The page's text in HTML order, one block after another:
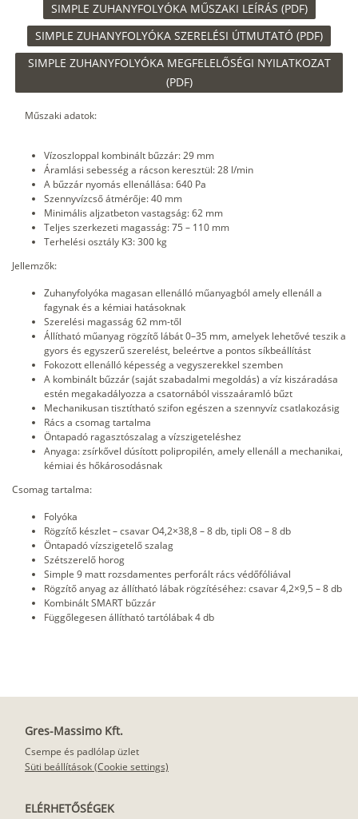
SIMPLE ZUHANYFOLYÓKA MŰSZAKI LEÍRÁS (PDF)
SIMPLE ZUHANYFOLYÓKA SZERELÉSI ÚTMUTATÓ (PDF)
SIMPLE ZUHANYFOLYÓKA MEGFELELŐSÉGI NYILATKOZAT
(PDF)
Műszaki adatok:
Vízoszloppal kombinált bűzzár: 29 mm
Áramlási sebesség a rácson keresztül: 28 l/min
A bűzzár nyomás ellenállása: 640 Pa
Szennyvízcső átmérője: 40 mm
Minimális aljzatbeton vastagság: 62 mm
Teljes szerkezeti magasság: 75 – 110 mm
Terhelési osztály K3: 300 kg
Jellemzők:
Zuhanyfolyóka magasan ellenálló műanyagból amely ellenáll a
fagynak és a kémiai hatásoknak
Szerelési magasság 62 mm-től
Állítható műanyag rögzítő lábát 0–35 mm, amelyek lehetővé teszik a
gyors és egyszerű szerelést, beleértve a pontos síkbeállítást
Fokozott ellenálló képesség a vegyszerekkel szemben
A kombinált bűzzár (saját szabadalmi megoldás) a víz kiszáradása
estén megakadályozza a csatornából visszaáramló bűzt
Mechanikusan tisztítható szifon egészen a szennyvíz csatlakozásig
Rács a csomag tartalma
Öntapadó ragasztószalag a vízszigeteléshez
Anyaga: zsírkővel dúsított polipropilén, amely ellenáll a mechanikai,
kémiai és hőkárosodásnak
Csomag tartalma:
Folyóka
Rögzítő készlet – csavar O4,2×38,8 – 8 db, tipli O8 – 8 db
Öntapadó vízszigetelő szalag
Szétszerelő horog
Simple 9 matt rozsdamentes perforált rács védőfóliával
Rögzítő anyag az állítható lábak rögzítéséhez: csavar 4,2×9,5 – 8 db
Kombinált SMART bűzzár
Függőlegesen állítható tartólábak 4 db
Gres-Massimo Kft.
Csempe és padlólap üzlet
Süti beállítások (Cookie settings)
ELÉRHETŐSÉGEK